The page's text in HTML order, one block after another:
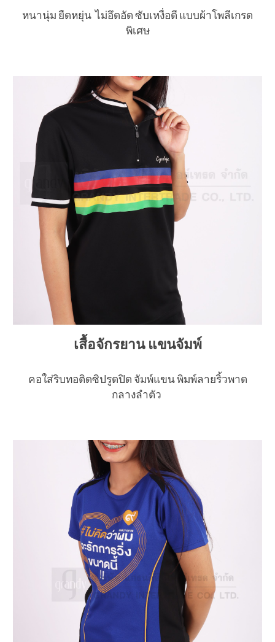
หนานุ่ม ยืดหยุ่น ไม่อึดอัด ซับเหงื่อดี แบบผ้าโพลีเกรด
พิเศษ
เสื้อจักรยาน แขนจัมพ์
คอใส่ริบทอติดซิปรูดปิด จัมพ์แขน พิมพ์ลายริ้วพาด
กลางลำตัว